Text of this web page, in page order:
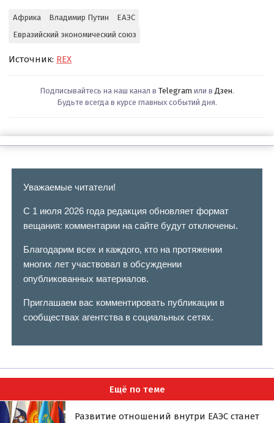
Африка Владимир Путин
ЕАЭС
Евразийский экономический союз
Источник: REX
Подписывайтесь на наш канал в Telegram или в Дзен.
Будьте всегда в курсе главных событий дня.
Уважаемые читатели!
С 1 июля 2026 года редакция обновляет формат
вещания: комментарии на сайте будут отключены.
Благодарим всех и каждого, кто на протяжении
многих лет участвовал в обсуждении
опубликованных материалов.
Приглашаем вас комментировать публикации в
сообществах агентства в социальных сетях.
Ещё по теме
Развитие отношений внутри ЕАЭС станет